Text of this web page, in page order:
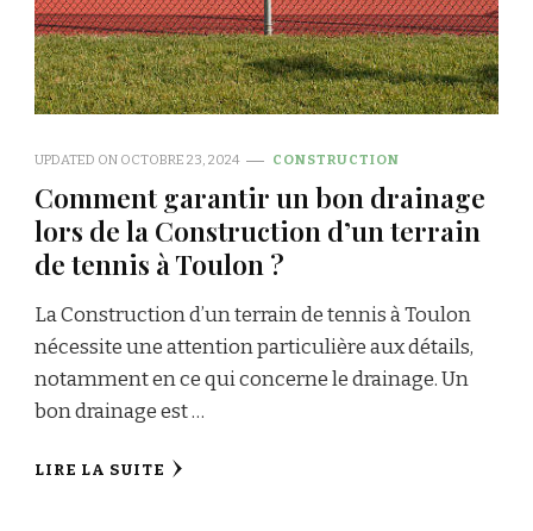
UPDATED ON OCTOBRE 23, 2024 CONSTRUCTION
Comment garantir un bon drainage
lors de la Construction d’un terrain
de tennis à Toulon ?
La Construction d’un terrain de tennis à Toulon
nécessite une attention particulière aux détails,
notamment en ce qui concerne le drainage. Un
bon drainage est …
LIRE LA SUITE